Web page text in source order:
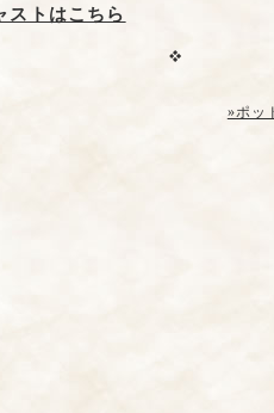
ストはこちら
»ポッ